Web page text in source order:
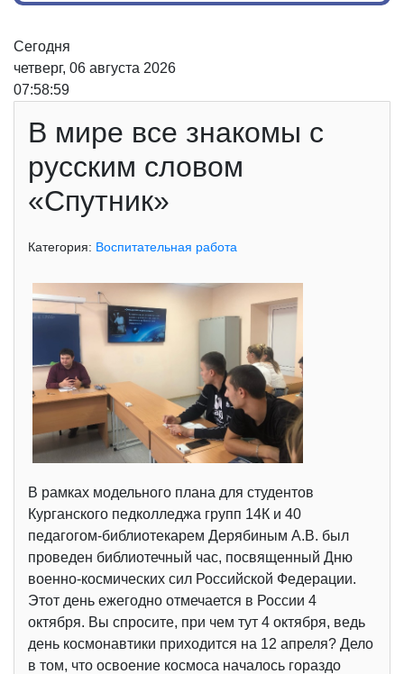
Сегодня
четверг, 06 августа 2026
07:58:59
В мире все знакомы с
русским словом
«Спутник»
Категория: Воспитательная работа
В рамках модельного плана для студентов
Курганского педколледжа групп 14К и 40
педагогом-библиотекарем Дерябиным А.В. был
проведен библиотечный час, посвященный Дню
военно-космических сил Российской Федерации.
Этот день ежегодно отмечается в России 4
октября. Вы спросите, при чем тут 4 октября, ведь
день космонавтики приходится на 12 апреля? Дело
в том, что освоение космоса началось гораздо